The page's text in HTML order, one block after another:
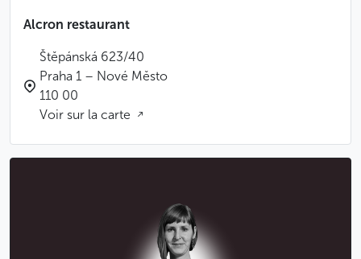
Alcron restaurant
Štěpánská 623/40
Praha 1 – Nové Město
110 00
Voir sur la carte